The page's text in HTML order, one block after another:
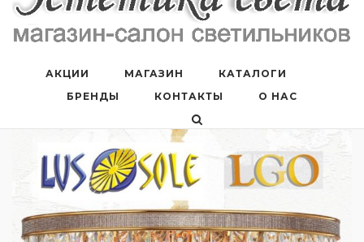
АКЦИИ МАГАЗИН
КАТАЛОГИ
БРЕНДЫ
КОНТАКТЫ О НАС